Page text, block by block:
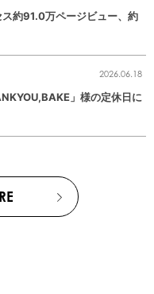
約91.0万ページビュー、約
2026.06.18
」様の定休日に